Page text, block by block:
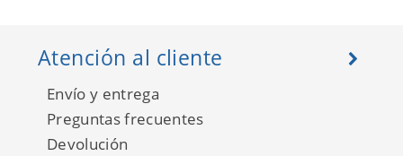
Atención al cliente
Envío y entrega
Preguntas frecuentes
Devolución